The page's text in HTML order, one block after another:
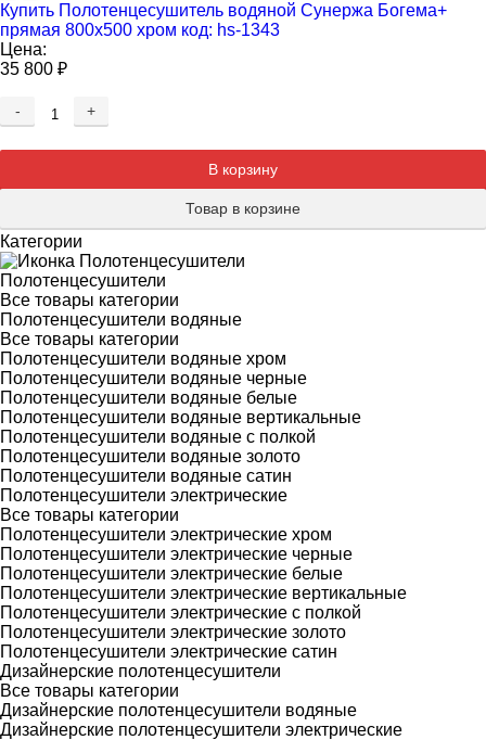
Купить Полотенцесушитель водяной Сунержа Богема+
прямая 800x500 хром код: hs-1343
Цена:
35 800 ₽
-
+
В корзину
Товар в корзине
Категории
Полотенцесушители
Все товары категории
Полотенцесушители водяные
Все товары категории
Полотенцесушители водяные хром
Полотенцесушители водяные черные
Полотенцесушители водяные белые
Полотенцесушители водяные вертикальные
Полотенцесушители водяные с полкой
Полотенцесушители водяные золото
Полотенцесушители водяные сатин
Полотенцесушители электрические
Все товары категории
Полотенцесушители электрические хром
Полотенцесушители электрические черные
Полотенцесушители электрические белые
Полотенцесушители электрические вертикальные
Полотенцесушители электрические с полкой
Полотенцесушители электрические золото
Полотенцесушители электрические сатин
Дизайнерские полотенцесушители
Все товары категории
Дизайнерские полотенцесушители водяные
Дизайнерские полотенцесушители электрические